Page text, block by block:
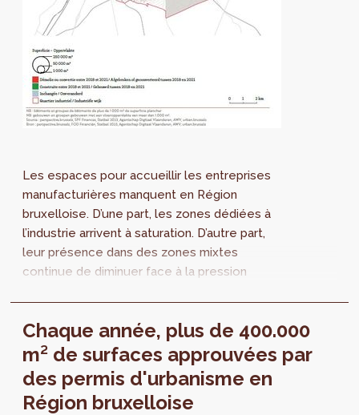
Les espaces pour accueillir les entreprises
manufacturières manquent en Région
bruxelloise. D’une part, les zones dédiées à
l’industrie arrivent à saturation. D’autre part,
leur présence dans des zones mixtes
continue de diminuer face à la pression
Chaque année, plus de 400.000
m² de surfaces approuvées par
des permis d'urbanisme en
Région bruxelloise